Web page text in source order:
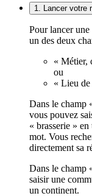
1. Lancer votre
Pour lancer
un des deux
« Métier,
ou
« Lieu
Dans le champ
vous pouvez
« brasserie »
mot. Vous
directement sa
Dans le champ
saisir une
un continent.